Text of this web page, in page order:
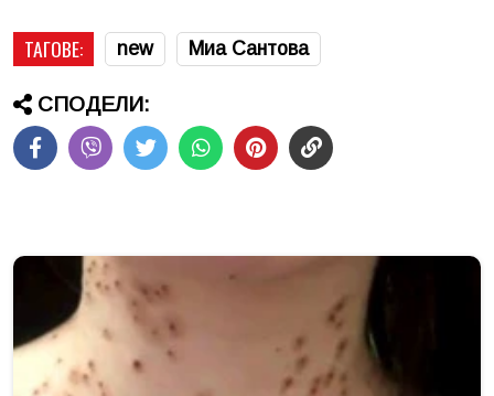
ТАГОВЕ: new Миа Сантова
СПОДЕЛИ: